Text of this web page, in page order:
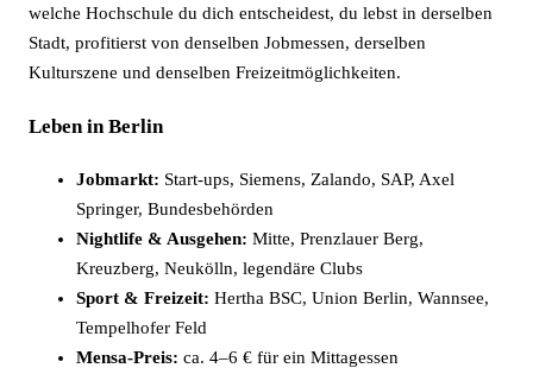
welche Hochschule du dich entscheidest, du lebst in derselben
Stadt, profitierst von denselben Jobmessen, derselben
Kulturszene und denselben Freizeitmöglichkeiten.
Leben in Berlin
Jobmarkt: Start-ups, Siemens, Zalando, SAP, Axel
Springer, Bundesbehörden
Nightlife & Ausgehen: Mitte, Prenzlauer Berg,
Kreuzberg, Neukölln, legendäre Clubs
Sport & Freizeit: Hertha BSC, Union Berlin, Wannsee,
Tempelhofer Feld
Mensa-Preis: ca. 4–6 € für ein Mittagessen